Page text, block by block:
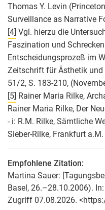
Thomas Y. Levin
Surveillance as Narrative
[4] Vgl. hierzu die
Faszination und
Entscheidungsprozeß im
Zeitschrift für Ästhetik
51/2, S. 183-210,
[5] Rainer Maria Rilke,
Rainer Maria Rilke, Der
- i: R.M. Rilke, Sämtliche
Sieber-Rilke, Frankfurt
Empfohlene Zitation:
Martina Sauer:
Basel, 26.–28.10.2006).
Zugriff 07.08.2026.